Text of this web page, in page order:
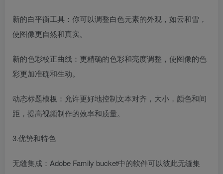
新的白平衡工具：你可以调整白色元素的外观，如云和雪，
使图像更自然和真实。
新的色彩校正曲线：更精确的色彩和亮度调整，使图像的色
彩更加准确和生动。
动态标题模板：允许更好地控制文本对齐，大小，颜色和间
距，提高视频制作的效率和质量。
3.优势和特色
无缝集成：Adobe Family bucket中的软件可以彼此无缝集